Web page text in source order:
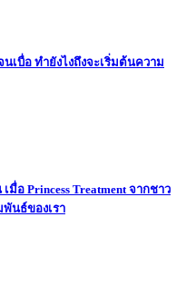
บื่อ ทำยังไงถึงจะเริ่มต้นความ
อ Princess Treatment จากชาว
นธ์ของเรา